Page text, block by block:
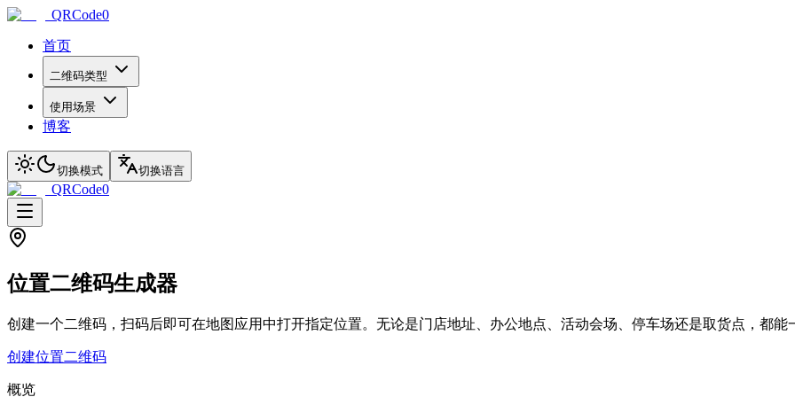
QRCode0
首页
二维码类型
使用场景
博客
切换模式 切换语言
QRCode0
位置二维码生成器
创建一个二维码，扫码后即可在地图应用中打开指定位置。无论是门店地址、办公地点、活动会场、停车场还是取货点，都能
创建位置二维码
概览